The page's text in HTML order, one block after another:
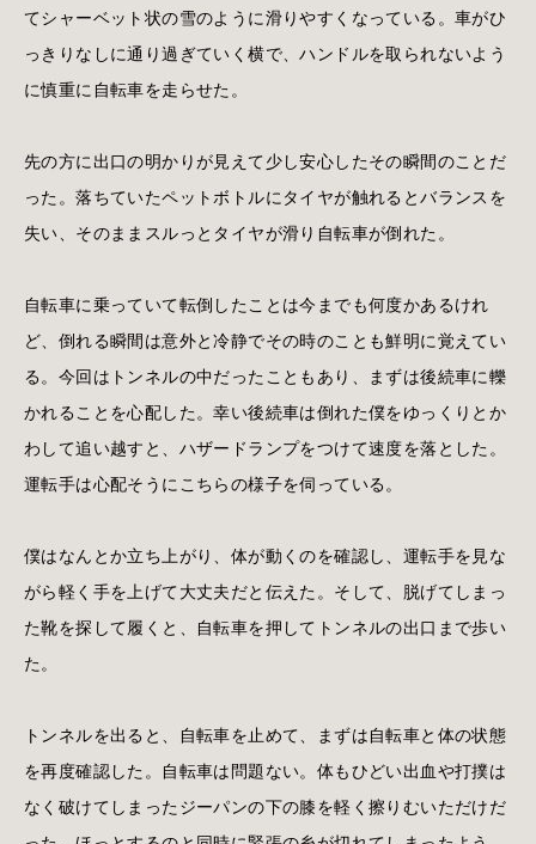
てシャーベット状の雪のように滑りやすくなっている。車がひ
っきりなしに通り過ぎていく横で、ハンドルを取られないよう
に慎重に自転車を走らせた。
先の方に出口の明かりが見えて少し安心したその瞬間のことだ
った。落ちていたペットボトルにタイヤが触れるとバランスを
失い、そのままスルっとタイヤが滑り自転車が倒れた。
自転車に乗っていて転倒したことは今までも何度かあるけれ
ど、倒れる瞬間は意外と冷静でその時のことも鮮明に覚えてい
る。今回はトンネルの中だったこともあり、まずは後続車に轢
かれることを心配した。幸い後続車は倒れた僕をゆっくりとか
わして追い越すと、ハザードランプをつけて速度を落とした。
運転手は心配そうにこちらの様子を伺っている。
僕はなんとか立ち上がり、体が動くのを確認し、運転手を見な
がら軽く手を上げて大丈夫だと伝えた。そして、脱げてしまっ
た靴を探して履くと、自転車を押してトンネルの出口まで歩い
た。
トンネルを出ると、自転車を止めて、まずは自転車と体の状態
を再度確認した。自転車は問題ない。体もひどい出血や打撲は
なく破けてしまったジーパンの下の膝を軽く擦りむいただけだ